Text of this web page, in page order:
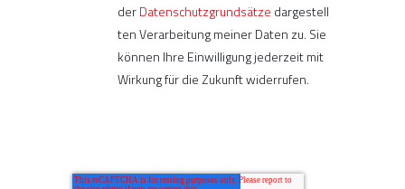
derDatenschutzgrundsätze dargestell
ten Verarbeitung meiner Daten zu. Sie
können Ihre Einwilligung jederzeit mit
Wirkung für die Zukunft widerrufen.